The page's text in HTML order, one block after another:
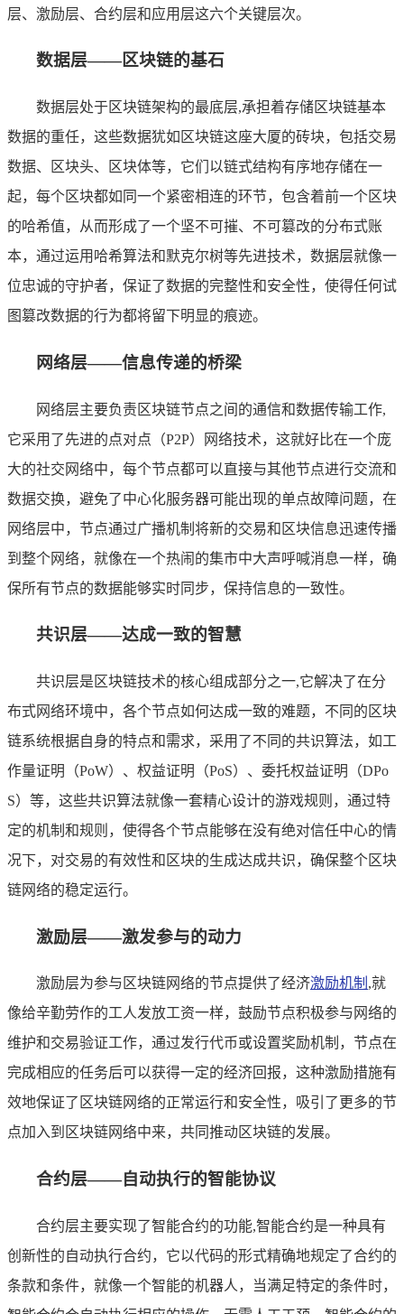
层、激励层、合约层和应用层这六个关键层次。
数据层——区块链的基石
数据层处于区块链架构的最底层,承担着存储区块链基本
数据的重任，这些数据犹如区块链这座大厦的砖块，包括交易
数据、区块头、区块体等，它们以链式结构有序地存储在一
起，每个区块都如同一个紧密相连的环节，包含着前一个区块
的哈希值，从而形成了一个坚不可摧、不可篡改的分布式账
本，通过运用哈希算法和默克尔树等先进技术，数据层就像一
位忠诚的守护者，保证了数据的完整性和安全性，使得任何试
图篡改数据的行为都将留下明显的痕迹。
网络层——信息传递的桥梁
网络层主要负责区块链节点之间的通信和数据传输工作,
它采用了先进的点对点（P2P）网络技术，这就好比在一个庞
大的社交网络中，每个节点都可以直接与其他节点进行交流和
数据交换，避免了中心化服务器可能出现的单点故障问题，在
网络层中，节点通过广播机制将新的交易和区块信息迅速传播
到整个网络，就像在一个热闹的集市中大声呼喊消息一样，确
保所有节点的数据能够实时同步，保持信息的一致性。
共识层——达成一致的智慧
共识层是区块链技术的核心组成部分之一,它解决了在分
布式网络环境中，各个节点如何达成一致的难题，不同的区块
链系统根据自身的特点和需求，采用了不同的共识算法，如工
作量证明（PoW）、权益证明（PoS）、委托权益证明（DPo
S）等，这些共识算法就像一套精心设计的游戏规则，通过特
定的机制和规则，使得各个节点能够在没有绝对信任中心的情
况下，对交易的有效性和区块的生成达成共识，确保整个区块
链网络的稳定运行。
激励层——激发参与的动力
激励层为参与区块链网络的节点提供了经济激励机制 ,就
像给辛勤劳作的工人发放工资一样，鼓励节点积极参与网络的
维护和交易验证工作，通过发行代币或设置奖励机制，节点在
完成相应的任务后可以获得一定的经济回报，这种激励措施有
效地保证了区块链网络的正常运行和安全性，吸引了更多的节
点加入到区块链网络中来，共同推动区块链的发展。
合约层——自动执行的智能协议
合约层主要实现了智能合约的功能,智能合约是一种具有
创新性的自动执行合约，它以代码的形式精确地规定了合约的
条款和条件，就像一个智能的机器人，当满足特定的条件时，